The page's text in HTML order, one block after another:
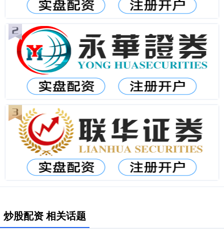
炒股配资 相关话题